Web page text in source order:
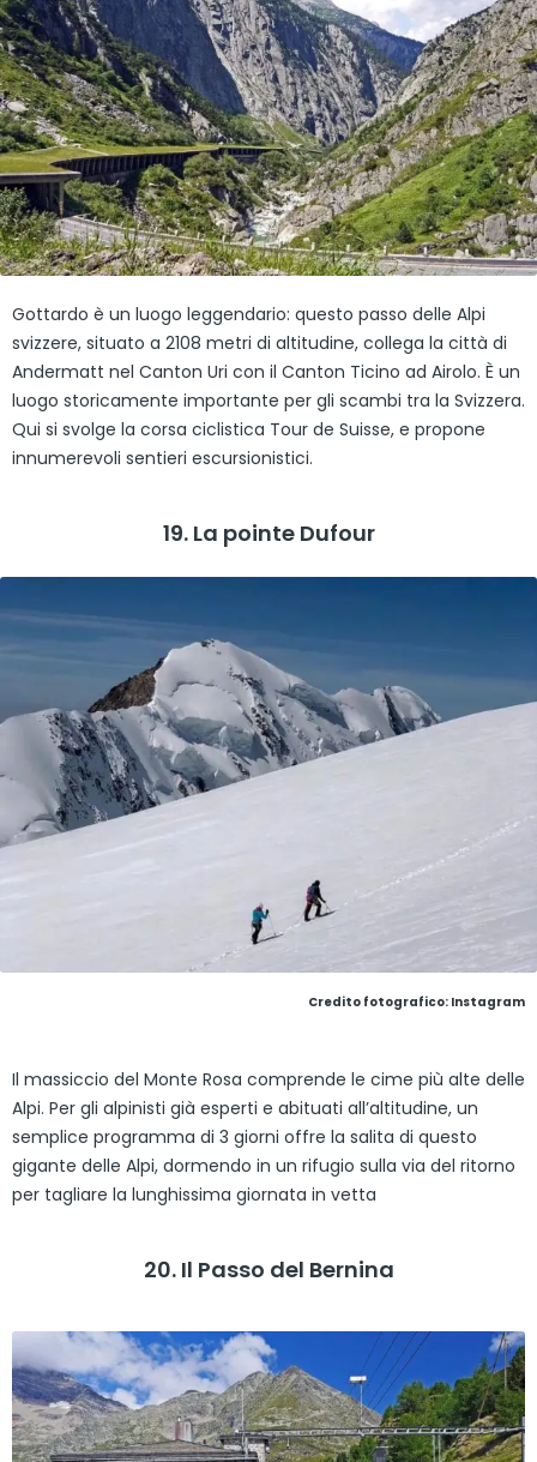
Gottardo è un luogo leggendario: questo passo delle Alpi
svizzere, situato a 2108 metri di altitudine, collega la città di
Andermatt nel Canton Uri con il Canton Ticino ad Airolo. È un
luogo storicamente importante per gli scambi tra la Svizzera.
Qui si svolge la corsa ciclistica Tour de Suisse, e propone
innumerevoli sentieri escursionistici.
19. La pointe Dufour
Credito fotografico: Instagram
Il massiccio del Monte Rosa comprende le cime più alte delle
Alpi. Per gli alpinisti già esperti e abituati all’altitudine, un
semplice programma di 3 giorni offre la salita di questo
gigante delle Alpi, dormendo in un rifugio sulla via del ritorno
per tagliare la lunghissima giornata in vetta
20. Il Passo del Bernina